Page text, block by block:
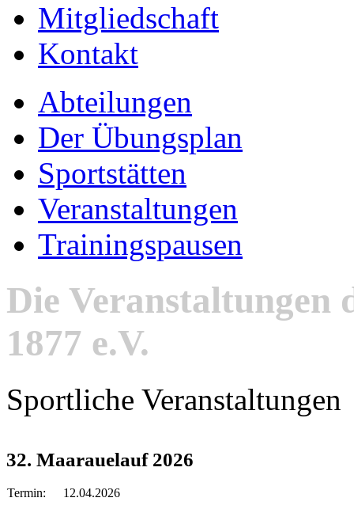
Mitgliedschaft
Kontakt
Abteilungen
Der Übungsplan
Sportstätten
Veranstaltungen
Trainingspausen
Die Veranstaltungen
1877 e.V.
Sportliche Veranstaltungen
32. Maarauelauf 2026
Termin: 12.04.2026